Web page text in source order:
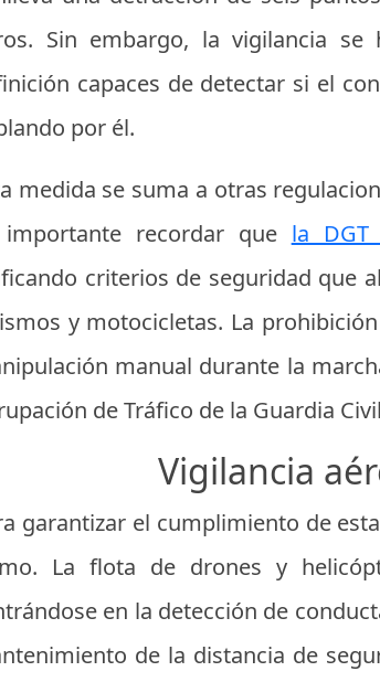
Sin embargo, la vigilancia
capaces de detectar si el
por él.
medida se suma a otras
importante recordar que la
criterios de seguridad que
y motocicletas. La
manual durante la
de Tráfico de la Guardia
Vigilancia
garantizar el cumplimiento de
La flota de drones y
en la detección de
de la distancia de